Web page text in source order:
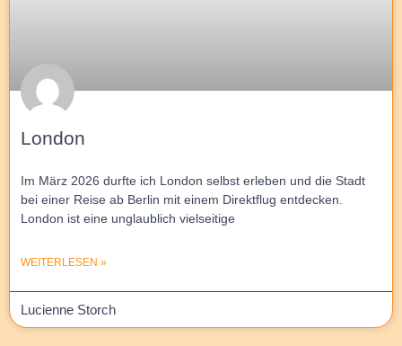
London
Im März 2026 durfte ich London selbst erleben und die Stadt
bei einer Reise ab Berlin mit einem Direktflug entdecken.
London ist eine unglaublich vielseitige
WEITERLESEN »
Lucienne Storch